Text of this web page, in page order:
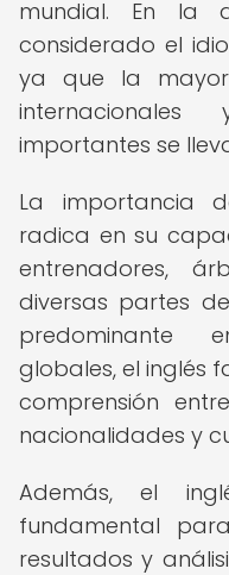
mundial. En la
considerado el
ya que la
importantes se
La importancia
radica en su
entrenadores,
diversas partes
predominante
globales, el inglés
comprensión
nacionalidades y
Además, el
fundamental
resultados y